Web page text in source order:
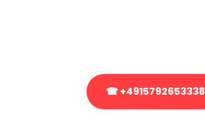
☎ +4915792653338